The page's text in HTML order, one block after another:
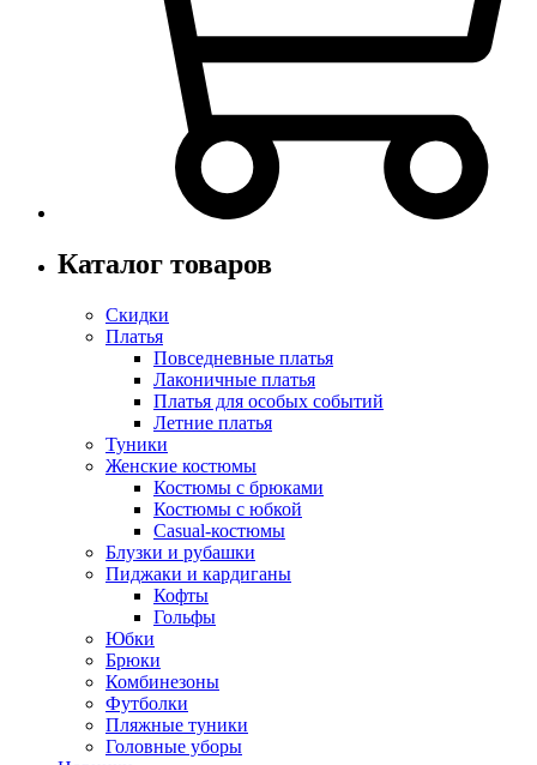
Каталог товаров
Скидки
Платья
Повседневные платья
Лаконичные платья
Платья для особых событий
Летние платья
Туники
Женские костюмы
Костюмы с брюками
Костюмы с юбкой
Casual-костюмы
Блузки и рубашки
Пиджаки и кардиганы
Кофты
Гольфы
Юбки
Брюки
Комбинезоны
Футболки
Пляжные туники
Головные уборы